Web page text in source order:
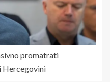
promatrati
Hercegovini